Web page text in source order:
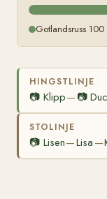
Gotlandsruss 100
HINGSTLINJE
📷 Klipp— 📷
STOLINJE
📷 Lisen—Lisa —